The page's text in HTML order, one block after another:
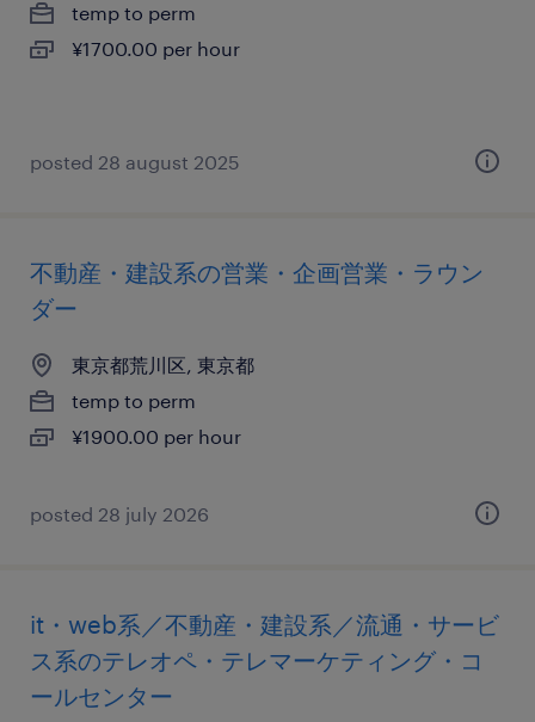
temp to perm
¥1700.00 per hour
posted 28 august 2025
不動産・建設系の営業・企画営業・ラウン
ダー
東京都荒川区, 東京都
temp to perm
¥1900.00 per hour
posted 28 july 2026
it・web系／不動産・建設系／流通・サービ
ス系のテレオペ・テレマーケティング・コ
ールセンター